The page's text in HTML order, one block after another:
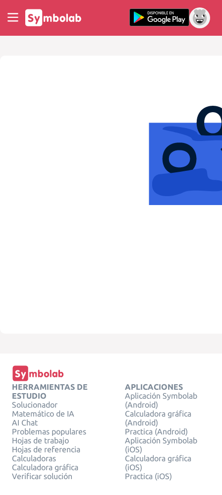
HERRAMIENTAS DE
ESTUDIO
Solucionador
Matemático de IA
AI Chat
Problemas populares
Hojas de trabajo
Hojas de referencia
Calculadoras
Calculadora gráfica
Verificar solución
APLICACIONES
Aplicación Symbolab
(Android)
Calculadora gráfica
(Android)
Practica (Android)
Aplicación Symbolab
(iOS)
Calculadora gráfica
(iOS)
Practica (iOS)